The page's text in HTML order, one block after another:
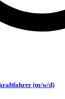
(m/w/d)